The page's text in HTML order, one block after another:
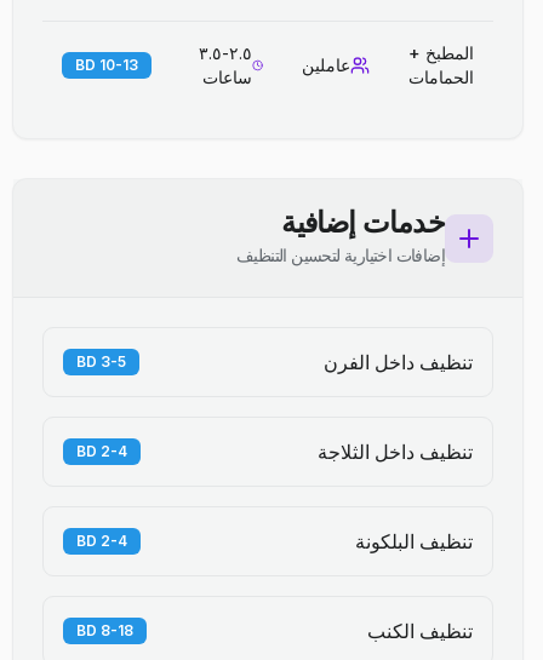
المطبخ +
الحمامات
عاملين
٢.٥-٣.٥
ساعات
10-13 BD
خدمات إضافية
إضافات اختيارية لتحسين التنظيف
تنظيف داخل الفرن 3-5 BD
تنظيف داخل الثلاجة 2-4 BD
تنظيف البلكونة 2-4 BD
تنظيف الكنب 8-18 BD